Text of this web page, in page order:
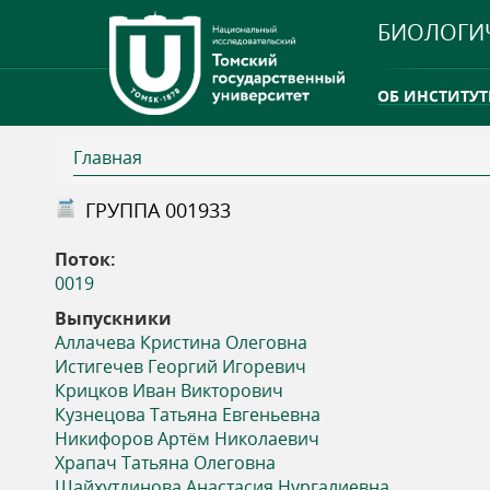
ОБ
В
ы
з
д
е
с
Главная
ГРУППА 001933
Поток:
0019
Выпускники
Аллачева Кристина Олеговна
Истигечев Георгий Игоревич
Крицков Иван Викторович
Кузнецова Татьяна Евгеньевна
Никифоров Артём Николаевич
Храпач Татьяна Олеговна